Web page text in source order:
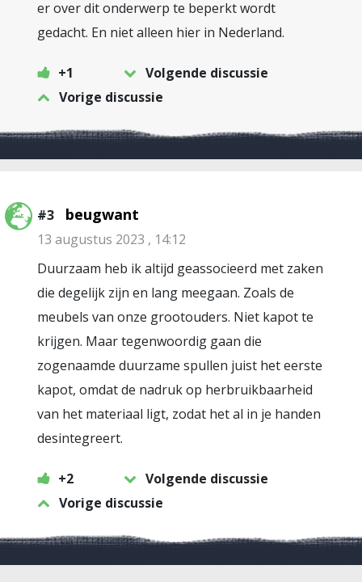
er over dit onderwerp te beperkt wordt
gedacht. En niet alleen hier in Nederland.
+1
Volgende discussie
Vorige discussie
#3 beugwant
13 augustus 2023 , 14:12
Duurzaam heb ik altijd geassocieerd met zaken
die degelijk zijn en lang meegaan. Zoals de
meubels van onze grootouders. Niet kapot te
krijgen. Maar tegenwoordig gaan die
zogenaamde duurzame spullen juist het eerste
kapot, omdat de nadruk op herbruikbaarheid
van het materiaal ligt, zodat het al in je handen
desintegreert.
+2
Volgende discussie
Vorige discussie